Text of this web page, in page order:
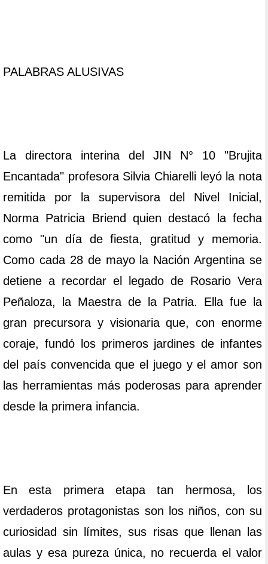
PALABRAS ALUSIVAS
La directora interina del JIN N° 10 "Brujita
Encantada" profesora Silvia Chiarelli leyó la nota
remitida por la supervisora del Nivel Inicial,
Norma Patricia Briend quien destacó la fecha
como "un día de fiesta, gratitud y memoria.
Como cada 28 de mayo la Nación Argentina se
detiene a recordar el legado de Rosario Vera
Peñaloza, la Maestra de la Patria. Ella fue la
gran precursora y visionaria que, con enorme
coraje, fundó los primeros jardines de infantes
del país convencida que el juego y el amor son
las herramientas más poderosas para aprender
desde la primera infancia.
En esta primera etapa tan hermosa, los
verdaderos protagonistas son los niños, con su
curiosidad sin límites, sus risas que llenan las
aulas y esa pureza única, no recuerda el valor